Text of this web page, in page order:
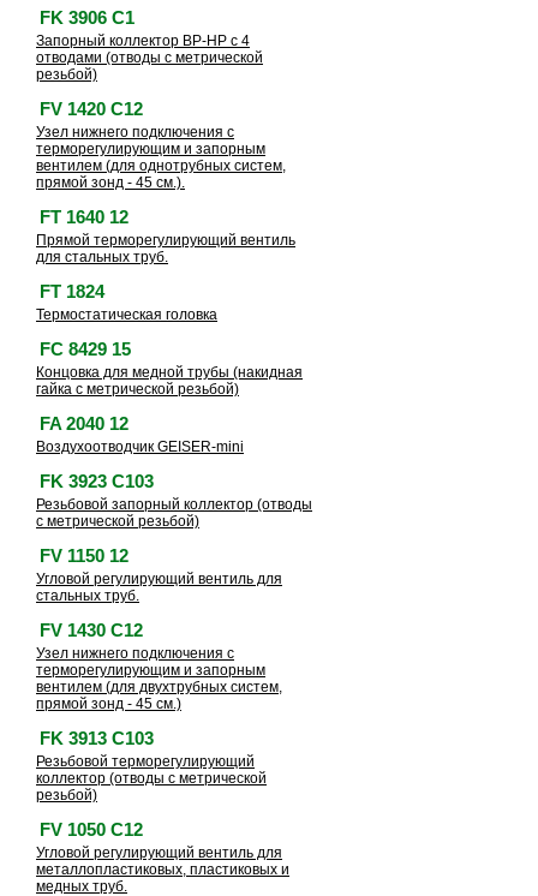
FK 3906 C1
Запорный коллектор BP-HP с 4
отводами (отводы с метрической
резьбой)
FV 1420 C12
Узел нижнего подключения с
терморегулирующим и запорным
вентилем (для однотрубных систем,
прямой зонд - 45 см.).
FT 1640 12
Прямой терморегулирующий вентиль
для стальных труб.
FT 1824
Термостатическая головка
FC 8429 15
Концовка для медной трубы (накидная
гайка с метрической резьбой)
FA 2040 12
Воздухоотводчик GEISER-mini
FK 3923 C103
Резьбовой запорный коллектор (отводы
с метрической резьбой)
FV 1150 12
Угловой регулирующий вентиль для
стальных труб.
FV 1430 C12
Узел нижнего подключения с
терморегулирующим и запорным
вентилем (для двухтрубных систем,
прямой зонд - 45 см.)
FK 3913 C103
Резьбовой терморегулирующий
коллектор (отводы с метрической
резьбой)
FV 1050 C12
Угловой регулирующий вентиль для
металлопластиковых, пластиковых и
медных труб.